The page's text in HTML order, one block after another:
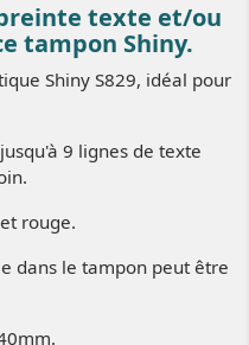
texte et/ou
tampon Shiny.
Shiny S829, idéal pour
9 lignes de texte
rouge.
dans le tampon peut être